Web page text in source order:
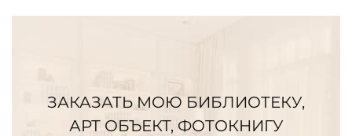
ЗАКАЗАТЬ МОЮ БИБЛИОТЕКУ,
АРТ ОБЪЕКТ, ФОТОКНИГУ